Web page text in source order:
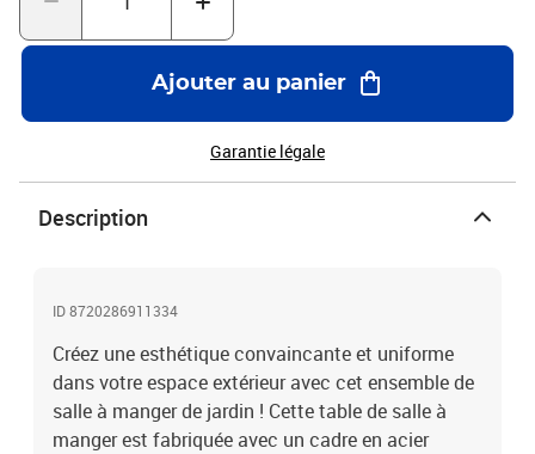
PVC, acierDimensions : 53 x 57 x 77 cm (l x P x H)Largeur du siège
: 42 cmProfondeur du siège : 45 cmHauteur du siège à partir du sol
: 39 cmHauteur des accoudoirs à partir du sol : 63 cmL'assemblage
est requisLa livraison contient :1 x table6 x chaise
Ajouter au panier
Garantie légale
Description
ID 8720286911334
Créez une esthétique convaincante et uniforme
dans votre espace extérieur avec cet ensemble de
salle à manger de jardin ! Cette table de salle à
manger est fabriquée avec un cadre en acier